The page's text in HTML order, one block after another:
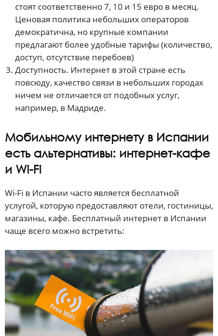
стоят соответственно 7, 10 и 15 евро в месяц.
Ценовая политика небольших операторов
демократична, но крупные компании
предлагают более удобные тарифы (количество,
доступ, отсутствие перебоев)
Доступность. Интернет в этой стране есть
повсюду, качество связи в небольших городах
ничем не отличается от подобных услуг,
например, в Мадриде.
Мобильному интернету в Испании
есть альтернативы: интернет-кафе
и Wi-Fi
Wi-Fi в Испании часто является бесплатной
услугой, которую предоставляют отели, гостиницы,
магазины, кафе. Бесплатный интернет в Испании
чаще всего можно встретить: